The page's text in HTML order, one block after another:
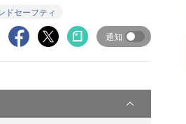
ドセーフティ
通知